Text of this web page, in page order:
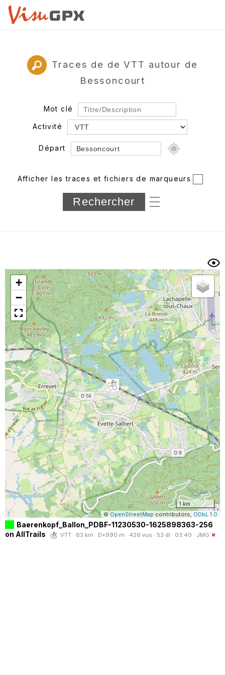
Traces de de VTT autour de
Bessoncourt
Mot clé
Activité
Départ
Département
Longueur min/max
Trier par
Horodatage Photos
Afficher les traces et fichiers de marqueurs
+
−
1 km
© OpenStreetMap contributors,ODbL 1.0
Baerenkopf_Ballon_PDBF-11230530-1625898363-256
on AllTrails
VTT · 63 km · D+990 m · 426 vus · 53 dl · 03:40 · JMG